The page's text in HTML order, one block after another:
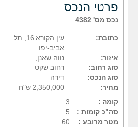
פרטי הנכס
נכס מס' 4382
כתובת:
עין הקורא 16, תל
אביב-יפו
איזור:
נווה שאנן,
סוג רחוב:
רחוב שקט
סוג הנכס:
דירה
מחיר:
2,350,000 ש"ח
קומה :
3
סה"כ קומות :
5
מטר מרובע :
60